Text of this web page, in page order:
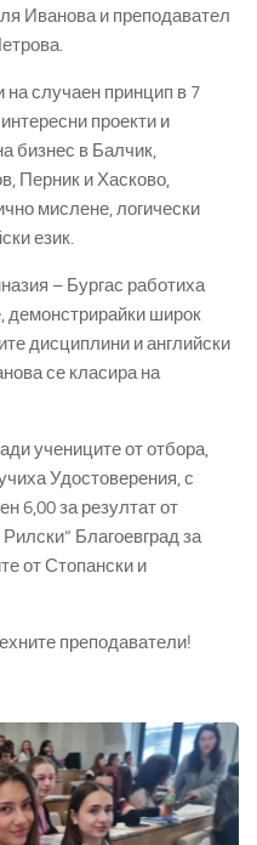
Иванова и преподавател
наслучаен принцип в 7
интересни проекти и
бизнес в Балчик,
, Перник иХасково,
мислене,логически
език.
– Бургас работиха
демонстрирайки широк
дисциплини и английски
се класира на
учениците от отбора,
Удостоверения, с
6,00 за резултат от
Благоевград за
от Стопански и
преподаватели!